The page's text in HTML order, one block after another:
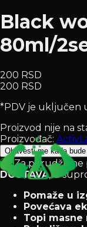
Black
80ml/
200 RSD
200 RSD
*PDV je uključen
Proizvod nije na
Proizvođač:
Obavesti me kada
Za porudžbine
DOSTAVA, u
Pomaže u
Povećava
Topi